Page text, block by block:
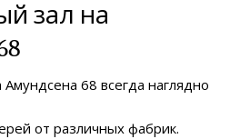
зал на
68 всегда наглядно
от различных фабрик.